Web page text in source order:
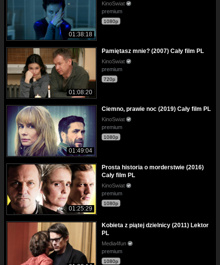
01:38:18
KinoSwiat
premium
1080p
01:08:20
Pamiętasz mnie? (2007) Cały film PL
KinoSwiat
premium
720p
01:49:04
Ciemno, prawie noc (2019) Cały film PL
KinoSwiat
premium
1080p
01:25:29
Prosta historia o morderstwie (2016)
Cały film PL
KinoSwiat
premium
1080p
Kobieta z piątej dzielnicy (2011) Lektor
PL
Media4fun
premium
1080p